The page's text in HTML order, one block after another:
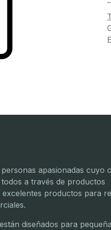
apasionadas cuyo
a través de productos
excelentes productos para
diseñados para